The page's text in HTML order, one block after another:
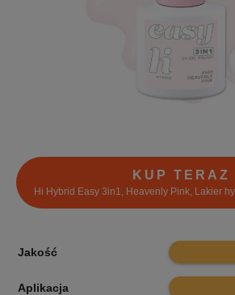
KUP TERAZ
Hi Hybrid Easy 3in1, Heavenly Pink, Lakier
Jakość 8.2
Aplikacja 8.3